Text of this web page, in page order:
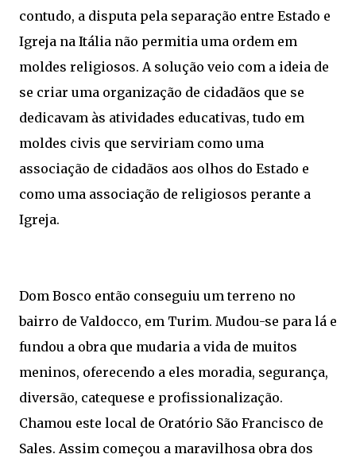
contudo, a disputa pela separação entre Estado e
Igreja na Itália não permitia uma ordem em
moldes religiosos. A solução veio com a ideia de
se criar uma organização de cidadãos que se
dedicavam às atividades educativas, tudo em
moldes civis que serviriam como uma
associação de cidadãos aos olhos do Estado e
como uma associação de religiosos perante a
Igreja.
Dom Bosco então conseguiu um terreno no
bairro de Valdocco, em Turim. Mudou-se para lá e
fundou a obra que mudaria a vida de muitos
meninos, oferecendo a eles moradia, segurança,
diversão, catequese e profissionalização.
Chamou este local de Oratório São Francisco de
Sales. Assim começou a maravilhosa obra dos